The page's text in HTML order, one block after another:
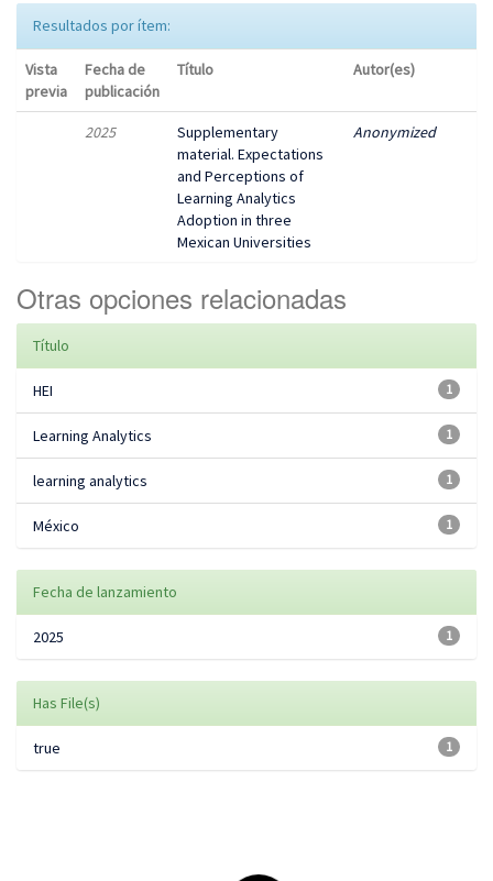
Resultados por ítem:
Vista
previa
Fecha de
publicación
Título Autor(es)
2025
Supplementary
material. Expectations
and Perceptions of
Learning Analytics
Adoption in three
Mexican Universities
Anonymized
Otras opciones relacionadas
Título
1
HEI
1
Learning Analytics
1
learning analytics
1
México
Fecha de lanzamiento
1
2025
Has File(s)
1
true